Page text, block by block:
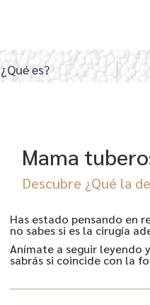
¿Qué es?
Mama
Descubre ¿Qué la
Has estado pensando en
no sabes si es la cirugía
Anímate a seguir leyendo
sabrás si coincide con la